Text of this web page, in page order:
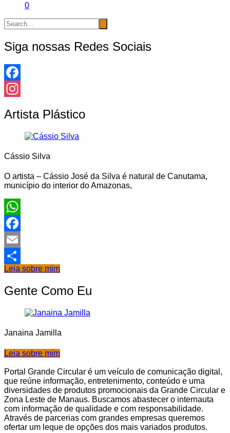
0
Siga nossas Redes Sociais
Facebook
Artista Plástico
Cássio Silva
O artista – Cássio José da Silva é natural de Canutama,
município do interior do Amazonas,
WhatsApp
Facebook
Email
Share
Leia sobre mim
Gente Como Eu
Janaina Jamilla
Leia sobre mim
Portal Grande Circular é um veículo de comunicação digital,
que reúne informação, entretenimento, conteúdo e uma
diversidades de produtos promocionais da Grande Circular e
Zona Leste de Manaus. Buscamos abastecer o internauta
com informação de qualidade e com responsabilidade.
Através de parcerias com grandes empresas queremos
ofertar um leque de opções dos mais variados produtos.